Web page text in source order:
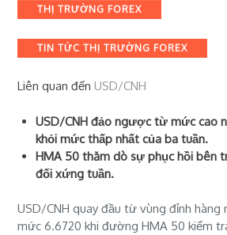
THỊ TRƯỜNG FOREX
TIN TỨC THỊ TRƯỜNG FOREX
Liên quan đếnUSD/CNH
USD/CNH đảo ngược từ mức cao
khỏi mức thấp nhất của ba tuần.
HMA 50 thăm dò sự phục hồi bên
đối xứng tuần.
USD/CNH quay đầu từ vùng đỉnh hàng
mức 6.6720 khi đường HMA 50 kiểm